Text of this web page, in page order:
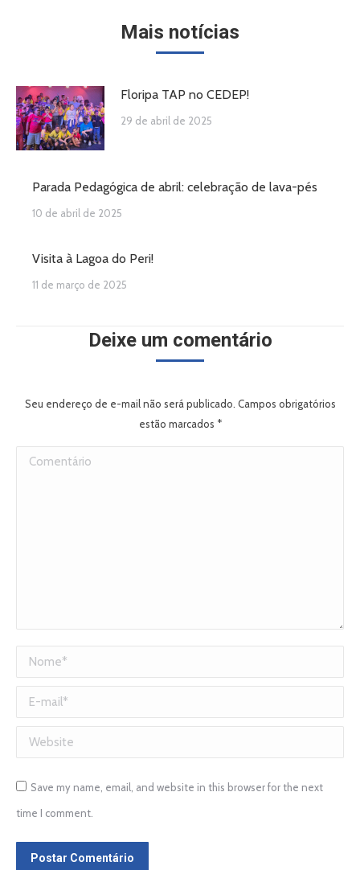
Mais notícias
Floripa TAP no CEDEP!
29 de abril de 2025
Parada Pedagógica de abril: celebração de lava-pés
10 de abril de 2025
Visita à Lagoa do Peri!
11 de março de 2025
Deixe um comentário
Seu endereço de e-mail não será publicado. Campos obrigatórios
estão marcados *
Comentário
Nome *
E-mail *
Website
Save my name, email, and website in this browser for the next
time I comment.
Postar Comentário